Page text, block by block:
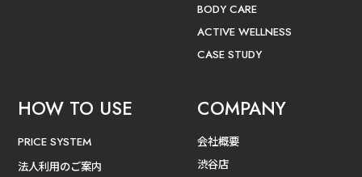
BODY CARE
ACTIVE WELLNESS
CASE STUDY
HOW TO USE
PRICE SYSTEM
法人利用のご案内
COMPANY
会社概要
渋谷店